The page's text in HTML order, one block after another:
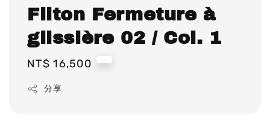
Filton Fermeture à
glissière 02 / Col. 1
Regular
NT$ 16,500
分享